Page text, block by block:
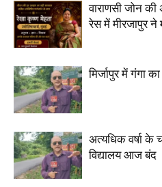
वाराणसी जोन की
रेस में मीरजापुर ने
मिर्जापुर में गंगा
अत्यधिक वर्षा
विद्यालय आज बंद